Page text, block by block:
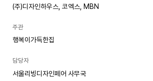
(주)디자인하우스, 코엑스, MBN
주관
행복이가득한집
담당자
서울리빙디자인페어 사무국